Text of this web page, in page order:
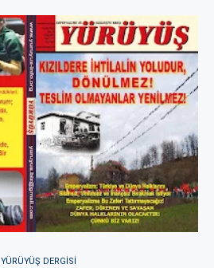
YÜRÜYÜŞ DERGISI